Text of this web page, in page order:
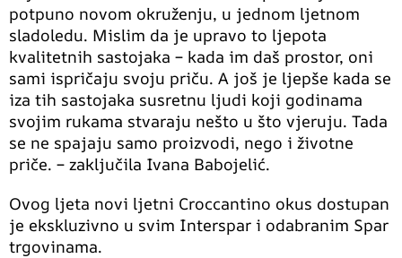
potpuno novom okruženju, u jednom ljetnom
sladoledu. Mislim da je upravo to ljepota
kvalitetnih sastojaka – kada im daš prostor, oni
sami ispričaju svoju priču. A još je ljepše kada se
iza tih sastojaka susretnu ljudi koji godinama
svojim rukama stvaraju nešto u što vjeruju. Tada
se ne spajaju samo proizvodi, nego i životne
priče. – zaključila Ivana Babojelić.
Ovog ljeta novi ljetni Croccantino okus dostupan
je ekskluzivno u svim Interspar i odabranim Spar
trgovinama.